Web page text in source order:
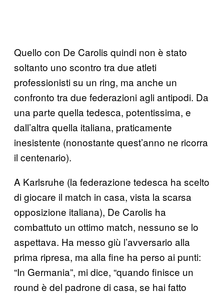
Quello con De Carolis quindi non è stato
soltanto uno scontro tra due atleti
professionisti su un ring, ma anche un
confronto tra due federazioni agli antipodi. Da
una parte quella tedesca, potentissima, e
dall’altra quella italiana, praticamente
inesistente (nonostante quest’anno ne ricorra
il centenario).
A Karlsruhe (la federazione tedesca ha scelto
di giocare il match in casa, vista la scarsa
opposizione italiana), De Carolis ha
combattuto un ottimo match, nessuno se lo
aspettava. Ha messo giù l’avversario alla
prima ripresa, ma alla fine ha perso ai punti:
“In Germania”, mi dice, “quando finisce un
round è del padrone di casa, se hai fatto